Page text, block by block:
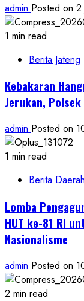
admin Posted on 2
1 min read
Berita Jateng
Kebakaran
Jerukan, Polsek
admin Posted on
1 min read
Berita Daerah
Lomba
HUT ke-81 RI
Nasionalisme
admin Posted on
2 min read